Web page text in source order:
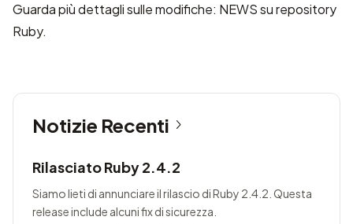
Guarda più dettagli sulle modifiche: NEWS su repository
Ruby.
Notizie Recenti
Rilasciato Ruby 2.4.2
Siamo lieti di annunciare il rilascio di Ruby 2.4.2. Questa
release include alcuni fix di sicurezza.